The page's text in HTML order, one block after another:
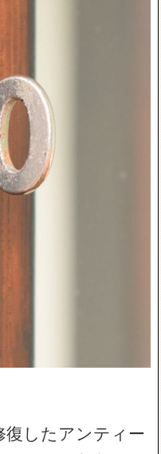
したアンティー